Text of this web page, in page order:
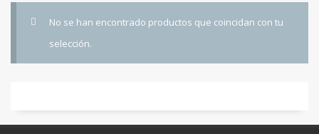
No se han encontrado productos que coincidan con tu
selección.